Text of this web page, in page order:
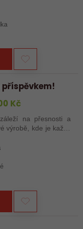
Kč
na přesnosti a
výrobě, kde je každý